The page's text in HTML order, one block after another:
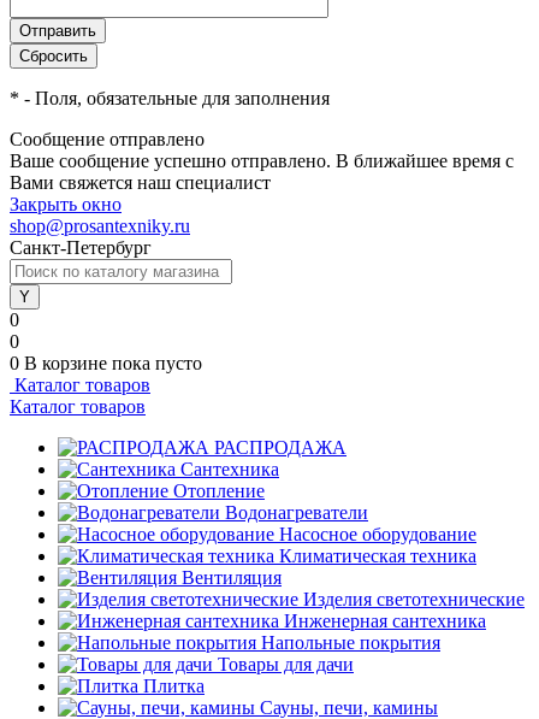
* - Поля, обязательные для заполнения
Сообщение отправлено
Ваше сообщение успешно отправлено. В ближайшее время с
Вами свяжется наш специалист
Закрыть окно
shop@prosantexniky.ru
Санкт-Петербург
0
0
0 В корзине пока пусто
Каталог товаров
Каталог товаров
РАСПРОДАЖА
Сантехника
Отопление
Водонагреватели
Насосное оборудование
Климатическая техника
Вентиляция
Изделия светотехнические
Инженерная сантехника
Напольные покрытия
Товары для дачи
Плитка
Сауны, печи, камины